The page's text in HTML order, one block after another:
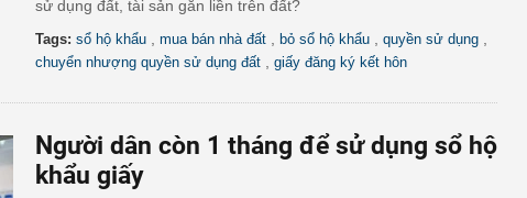
sử dụng đất, tài sản gắn liền trên đất?
Tags: sổ hộ khẩu mua bán nhà đất bỏ sổ hộ khẩu quyền sử dụng
chuyển nhượng quyền sử dụng đất giấy đăng ký kết hôn
Người dân còn 1 tháng để sử dụng sổ hộ
khẩu giấy